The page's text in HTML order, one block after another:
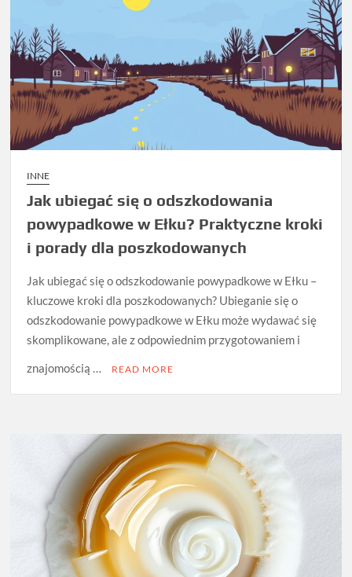
INNE
Jak ubiegać się o odszkodowania
powypadkowe w Ełku? Praktyczne kroki
i porady dla poszkodowanych
Jak ubiegać się o odszkodowanie powypadkowe w Ełku –
kluczowe kroki dla poszkodowanych? Ubieganie się o
odszkodowanie powypadkowe w Ełku może wydawać się
skomplikowane, ale z odpowiednim przygotowaniem i
znajomością …
READ MORE